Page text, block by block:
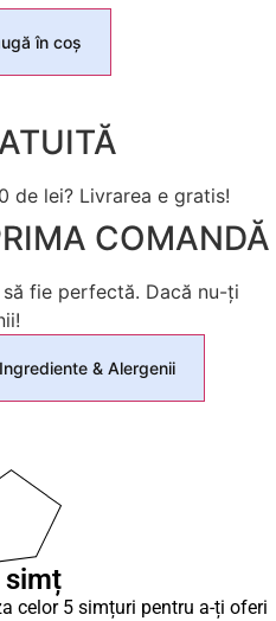
în coș
de lei? Livrarea e gratis!
COMANDĂ
fie perfectă. Dacă nu-ți
Ingrediente & Alergenii
simț
celor 5 simțuri pentru a-ți oferi